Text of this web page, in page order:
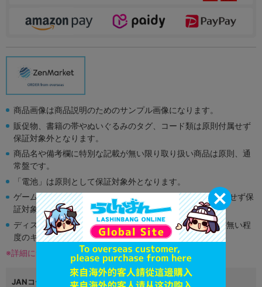
商品画像は商品説明のためのサンプル画像になります。
販促物、書籍の帯やぬいぐるみのタグ、コード類は原則付属せず
保証対象外となります。
商品名や備考欄に特別な記載が無い限り取り扱い商品は原則、通
常盤です。
「電池」は原則として保証対象外となります。
ゲーム機本体には、SDカードなどのメモリーカードは付属せず保
証対象外となります。
ディスク類の読み取り面のキズに関しまして再生に支障が無い程
度のキズがある場合がございます。
※詳細につきましてはコチラ
JANコード 4510417548416